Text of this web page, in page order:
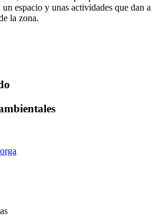
espacio y unas actividades que dan a
la zona.